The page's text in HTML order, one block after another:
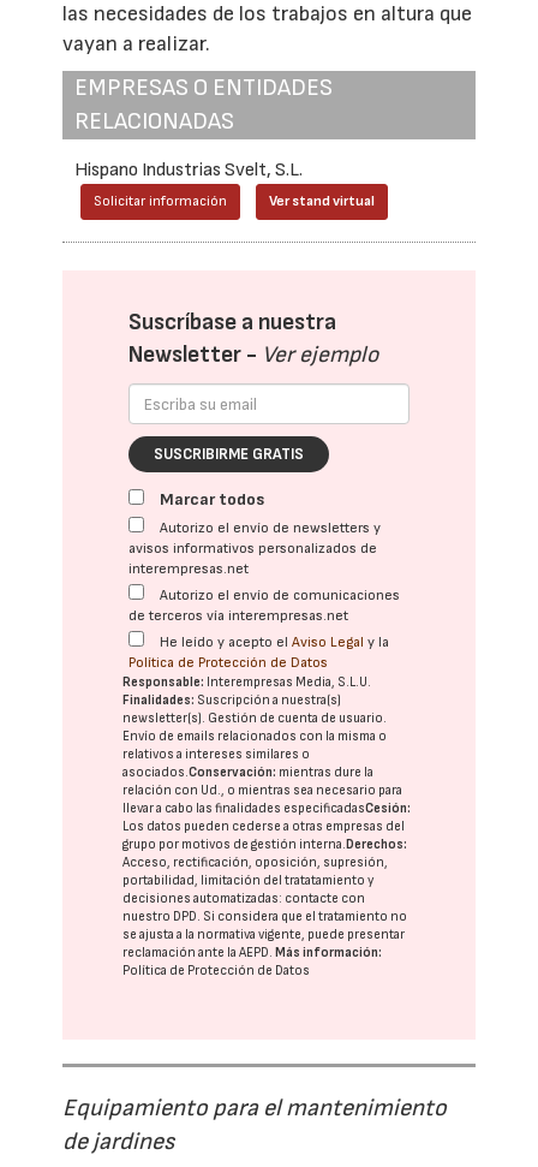
las necesidades de los trabajos en altura que
vayan a realizar.
EMPRESAS O ENTIDADES
RELACIONADAS
Hispano Industrias Svelt, S.L.
Solicitar información Ver stand virtual
Suscríbase a nuestra
Newsletter - Ver ejemplo
SUSCRIBIRME GRATIS
Marcar todos
Autorizo el envío de newsletters y
avisos informativos personalizados de
interempresas.net
Autorizo el envío de comunicaciones
de terceros vía interempresas.net
He leído y acepto elAviso Legal y la
Política de Protección de Datos
Responsable: Interempresas Media, S.L.U.
Finalidades: Suscripción a nuestra(s)
newsletter(s). Gestión de cuenta de usuario.
Envío de emails relacionados con la misma o
relativos a intereses similares o
asociados.Conservación: mientras dure la
relación con Ud., o mientras sea necesario para
llevar a cabo las finalidades especificadasCesión:
Los datos pueden cederse a otras empresas del
grupo por motivos de gestión interna. Derechos:
Acceso, rectificación, oposición, supresión,
portabilidad, limitación del tratatamiento y
decisiones automatizadas: contacte con
nuestro DPD. Si considera que el tratamiento no
se ajusta a la normativa vigente, puede presentar
reclamación ante laAEPD. Más información:
Política de Protección de Datos
Equipamiento para el mantenimiento
de jardines